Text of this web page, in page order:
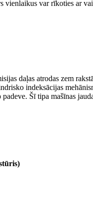
vienlaikus var rīkoties ar
daļas atrodas zem
indeksācijas
Šī tipa mašīnas